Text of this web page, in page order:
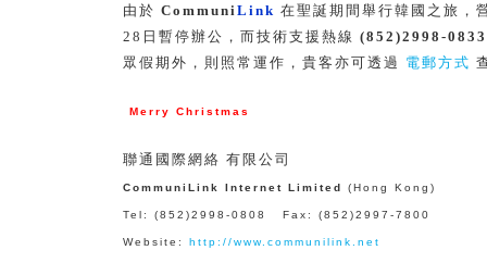
由於 CommuniLink 在聖誕期間舉行韓國之旅，
28日暫停辦公，而技術支援熱線 (852)2998-0833
眾假期外，則照常運作，貴客亦可透過 電郵方式
Merry Christmas
聯通國際網絡 有限公司
CommuniLink Internet Limited (Hong Kong)
Tel: (852)2998-0808 Fax: (852)2997-7800
Website: http://www.communilink.net